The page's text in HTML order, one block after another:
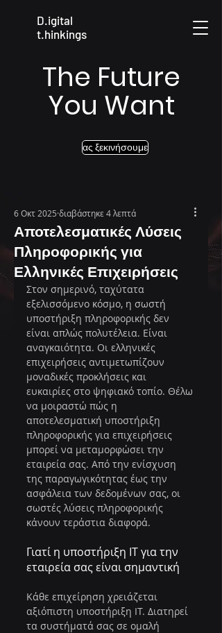
D.igital
t.hinkings
The Future
You Want
ας ξεκινήσουμε
Αποτελεσματικές Λύσεις
Πληροφορικής για
Ελληνικές Επιχειρήσεις
6 Οκτ 2025 διαβάστηκε 4 λεπτά
Στον σημερινό, ταχύτατα
εξελισσόμενο κόσμο, η σωστή
υποστήριξη πληροφορικής δεν
είναι απλώς πολυτέλεια. Είναι
αναγκαιότητα. Οι ελληνικές
επιχειρήσεις αντιμετωπίζουν
μοναδικές προκλήσεις και
ευκαιρίες στο ψηφιακό τοπίο. Θέλω
να μοιραστώ πώς η
αποτελεσματική υποστήριξη
πληροφορικής για επιχειρήσεις
μπορεί να μεταμορφώσει την
εταιρεία σας. Από την ενίσχυση
της παραγωγικότητας έως την
ασφάλεια των δεδομένων σας, οι
σωστές λύσεις πληροφορικής
κάνουν τεράστια διαφορά.
Γιατί η υποστήριξη IT για την
εταιρεία σας είναι σημαντική
Κάθε επιχείρηση χρειάζεται
αξιόπιστη υποστήριξη IT. Διατηρεί
τα συστήματά σας σε ομαλή